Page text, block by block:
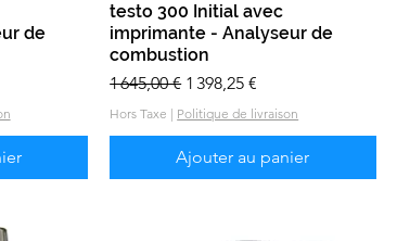
de
Aperçu rapide
testo 300 Initial avec
imprimante - Analyseur de
combustion
Prix original
1 645,00 € Prix promotionnel
1 398,25 €
Hors Taxe | Politique de livraison
Ajouter au panier